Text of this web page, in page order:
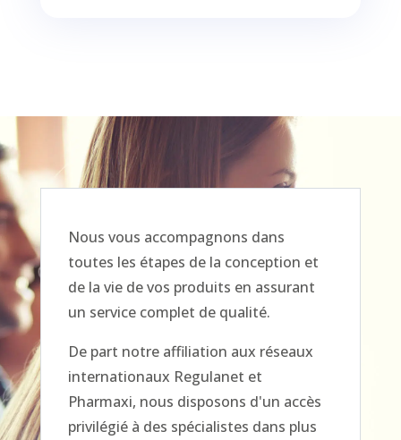
Nous vous accompagnons dans
toutes les étapes de la conception et
de la vie de vos produits en assurant
un service complet de qualité.
De part notre affiliation aux réseaux
internationaux Regulanet et
Pharmaxi, nous disposons d'un accès
privilégié à des spécialistes dans plus